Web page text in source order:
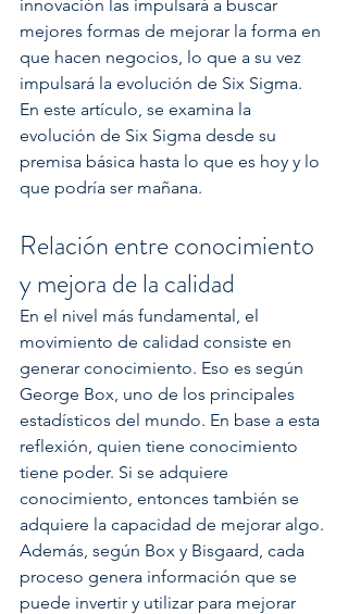
innovación las impulsará a buscar
mejores formas de mejorar la forma en
que hacen negocios, lo que a su vez
impulsará la evolución de Six Sigma.
En este artículo, se examina la
evolución de Six Sigma desde su
premisa básica hasta lo que es hoy y lo
que podría ser mañana.
Relación entre conocimiento
y mejora de la calidad
En el nivel más fundamental, el
movimiento de calidad consiste en
generar conocimiento. Eso es según
George Box, uno de los principales
estadísticos del mundo. En base a esta
reflexión, quien tiene conocimiento
tiene poder. Si se adquiere
conocimiento, entonces también se
adquiere la capacidad de mejorar algo.
Además, según Box y Bisgaard, cada
proceso genera información que se
puede invertir y utilizar para mejorar